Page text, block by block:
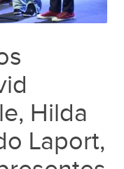
Hilda
Laport,